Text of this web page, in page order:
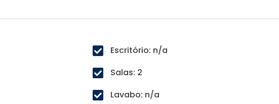
Escritório: n/a
Salas: 2
Lavabo: n/a